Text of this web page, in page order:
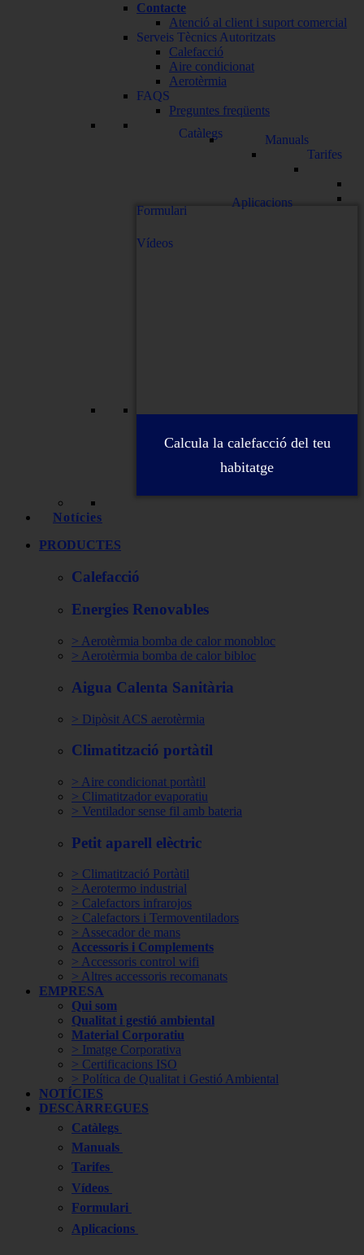
Contacte
Atenció al client i suport comercial
Serveis Tècnics Autoritzats
Calefacció
Aire condicionat
Aerotèrmia
FAQS
Preguntes freqüents
Catàlegs
Manuals
Tarifes
Formulari
Aplicacions
Vídeos
Calcula la calefacció del teu
habitatge
Notícies
PRODUCTES
Calefacció
Energies Renovables
> Aerotèrmia bomba de calor monobloc
> Aerotèrmia bomba de calor bibloc
Aigua Calenta Sanitària
> Dipòsit ACS aerotèrmia
Climatització portàtil
> Aire condicionat portàtil
> Climatitzador evaporatiu
> Ventilador sense fil amb bateria
Petit aparell elèctric
> Climatització Portàtil
> Aerotermo industrial
> Calefactors infrarojos
> Calefactors i Termoventiladors
> Assecador de mans
Accessoris i Complements
> Accessoris control wifi
> Altres accessoris recomanats
EMPRESA
Qui som
Qualitat i gestió ambiental
Material Corporatiu
> Imatge Corporativa
> Certificacions ISO
> Política de Qualitat i Gestió Ambiental
NOTÍCIES
DESCÀRREGUES
Catàlegs
Manuals
Tarifes
Vídeos
Formulari
Aplicacions